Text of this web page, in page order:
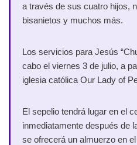
a través de sus cuatro hijos,
bisanietos y muchos más.
Los servicios para Jesús
cabo el viernes 3 de julio, a
iglesia católica Our Lady of
El sepelio tendrá lugar en el
inmediatamente después de
se ofrecerá un almuerzo en